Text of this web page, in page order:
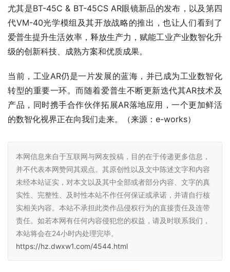
尤其是BT-45C & BT-45CS AR眼镜新品的发布，以及第四
代VM-40光学模组及其开放战略的推出，也让人们看到了
爱普生提升生活效率，释放生产力，赋能工业产业数智化升
级的创新科技、成熟方案和优质成果。
当前，工业AR仍是一片发展的蓝海，并已成为工业数智化
转型的重要一环。而随着爱普生不断更新迭代其AR技术及
产品，同时携手合作伙伴拓展AR落地应用，一个更加鲜活
的数智化视界正在向我们走来。（来源：e-works）
本网信息来自于互联网与网友投稿，目的在于传递更多信息，
并不代表本网赞同其观点。其原创性以及文中陈述文字和内容
未经本站证实，对本文以及其中全部或者部分内容、文字的真
实性、完整性、及时性本站不作任何保证或承诺，并请自行核
实相关内容。本站不承担此类作品侵权行为的直接责任及连带
责任。如若本网有任何内容侵犯您的权益，请及时联系我们，
本站将会在24小时内处理完毕。
https://hz.dwxw1.com/4544.html